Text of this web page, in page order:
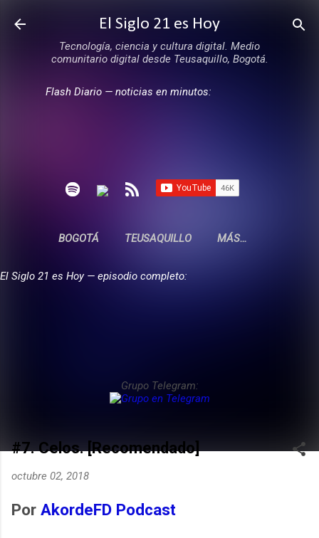
Ir al contenido principal
El Siglo 21 es Hoy
Tecnología, ciencia y cultura digital. Medio
comunitario digital desde Teusaquillo, Bogotá.
Flash Diario — noticias en minutos:
BOGOTÁ TEUSAQUILLO MÁS…
El Siglo 21 es Hoy — episodio completo:
Grupo Telegram:
#7. Celos. [Recomendado]
octubre 02, 2018
Por AkordeFD Podcast